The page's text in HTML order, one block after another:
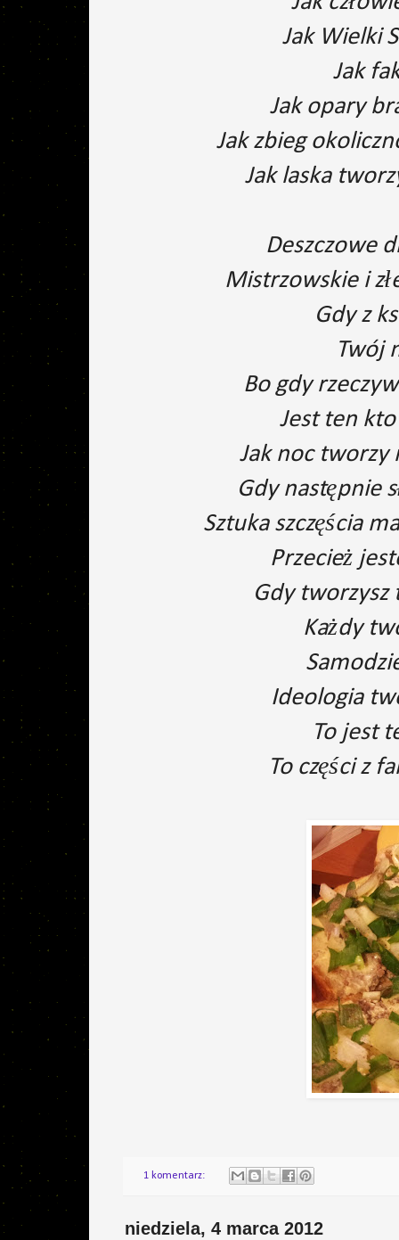
Jak Wielki
Jak
Jak opary
Jak zbieg
Jak laska
Deszczowe
Mistrzowskie i
Gdy z
Twój
Bo gdy
Jest ten
Jak noc tworzy
Gdy następnie
Sztuka szczęścia
Przecież
Gdy tworzysz
Każdy
Ideologia
To jest
To części z
1 komentarz:
niedziela, 4 marca 2012